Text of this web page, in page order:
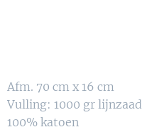
Afm. 70 cm x 16 cm
Vulling: 1000 gr lijnzaad
100% katoen